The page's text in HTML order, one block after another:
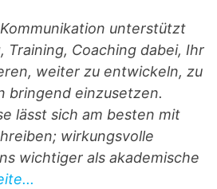
unterstützt
Training, Coaching dabei, Ihr
weiter zu entwickeln, zu
bringend einzusetzen.
lässt sich am besten mit
wirkungsvolle
wichtiger als akademische